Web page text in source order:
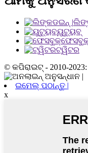
ୟୁଟ୍ୟୁବ୍
ଟ୍ୱିଟର
© କପିରାଇଟ୍ - 2010-
ଇମେଲ୍ ପଠାନ୍ତୁ |
x